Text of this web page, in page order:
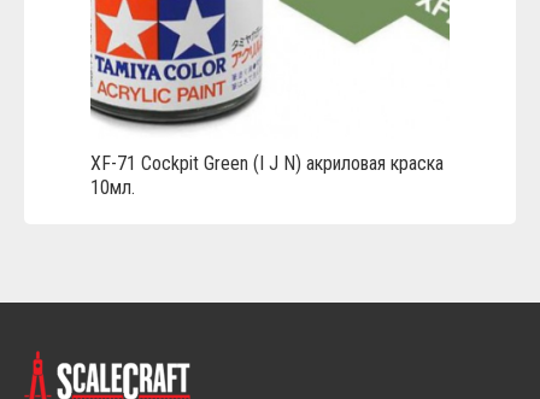
XF-71 Cockpit Green (I J N) акриловая краска
10мл.